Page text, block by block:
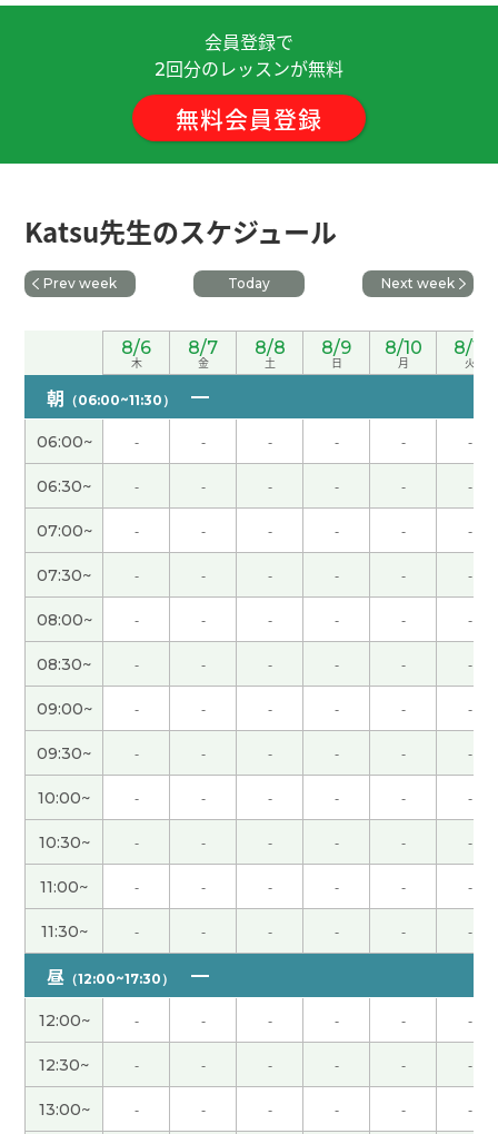
今天也非常感谢您。您告诉了我一些我以前不太了
解的旅游景点，我觉得很开心，也很有意思。
谢谢老师！我非常期待这次时隔七年的中国之旅。
如果能体验到无人驾驶出租车等最前沿的技术,将令
谢谢老师，感谢你的详细的解释。下次再见！
本想再多听听关于内蒙古的故事，抱歉，我出了一
身汗。 最近的天气真奇怪呀室内一旦变热，到了晚
上也凉不下来。老师也请多保重身体。下次见！(
50代 女性 )
谢谢老师！用中文聊剪辑视频的事情对我来说有点
儿难，但是在老师的帮助下，我记住了很多重要的
词汇。为了能顺利地使用，我会好好练习的。下次
课也请多多关照！( 50代 男性 )
谢谢您的课程，因为最近我学中文的时间少了，所
以今天想不起来单词了。因为是自学，所以跟我的
动力有关系。我想在年内考五级，所以得再努力一
下吧
今天老师耐心、细致地为我讲解了很多内容，非常
感谢老师！下次见。( 女性 )
聊得很开心!
感谢您一直以来的教导。 关于水果的讨论也很有
趣。果然，日本除了香蕉以外的水果都很贵。期待
下次見！
自我介绍，太谢谢您了。我有自信。下次见！
聞き取りやすくゆっくり話していていただき、あり
がとうございます。 先生も来週楽しんでくださ
い。 またお願いしまっす。
( 50代 男性 )
会員登録で
2回分のレッスンが無料
無料会員登録
Katsu先生のスケジュール
Prev week Today Next week
8/6
木
8/7
金
8/8
土
8/9
日
8/10
月
8/11
火
朝 （06:00~11:30）
06:00~ - - - - - -
06:30~ - - - - - -
07:00~ - - - - - -
07:30~ - - - - - -
08:00~ - - - - - -
08:30~ - - - - - -
09:00~ - - - - - -
09:30~ - - - - - -
10:00~ - - - - - -
10:30~ - - - - - -
11:00~ - - - - - -
11:30~ - - - - - -
昼 （12:00~17:30）
12:00~ - - - - - -
12:30~ - - - - - -
13:00~ - - - - - -